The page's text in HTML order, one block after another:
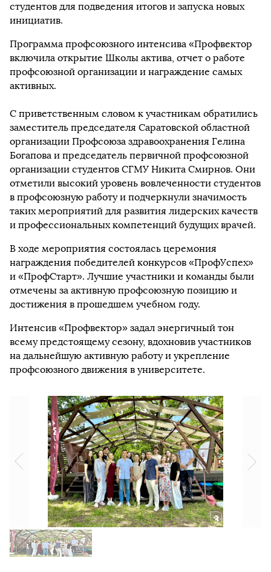
студентов для подведения итогов и запуска новых
инициатив.
Программа профсоюзного интенсива «Профвектор
включила открытие Школы актива, отчет о работе
профсоюзной организации и награждение самых
активных.
С приветственным словом к участникам обратились
заместитель председателя Саратовской областной
организации Профсоюза здравоохранения Гелина
Богапова и председатель первичной профсоюзной
организации студентов СГМУ Никита Смирнов. Они
отметили высокий уровень вовлеченности студентов
в профсоюзную работу и подчеркнули значимость
таких мероприятий для развития лидерских качеств
и профессиональных компетенций будущих врачей.
В ходе мероприятия состоялась церемония
награждения победителей конкурсов «ПрофУспех»
и «ПрофСтарт». Лучшие участники и команды были
отмечены за активную профсоюзную позицию и
достижения в прошедшем учебном году.
Интенсив «Профвектор» задал энергичный тон
всему предстоящему сезону, вдохновив участников
на дальнейшую активную работу и укрепление
профсоюзного движения в университете.